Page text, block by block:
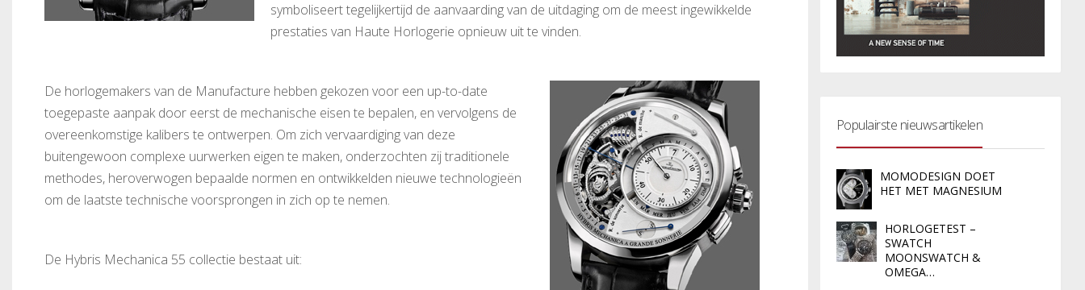
symboliseert tegelijkertijd de aanvaarding van de uitdaging om de meest ingewikkelde
prestaties van Haute Horlogerie opnieuw uit te vinden.
De horlogemakers van de Manufacture hebben gekozen voor een up-to-date
toegepaste aanpak door eerst de mechanische eisen te bepalen, en vervolgens de
overeenkomstige kalibers te ontwerpen. Om zich vervaardiging van deze
buitengewoon complexe uurwerken eigen te maken, onderzochten zij traditionele
methodes, heroverwogen bepaalde normen en ontwikkelden nieuwe technologieën
om de laatste technische voorsprongen in zich op te nemen.
De Hybris Mechanica 55 collectie bestaat uit:
Populairste nieuwsartikelen
MOMODESIGN DOET
HET MET MAGNESIUM
HORLOGETEST –
SWATCH
MOONSWATCH &
OMEGA…